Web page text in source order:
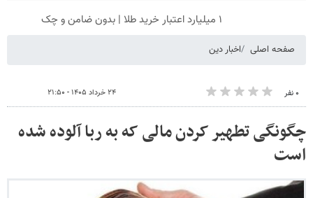
۱ میلیارد اعتبار خرید طلا | بدون ضامن و چک
صفحه اصلی اخبار دین
۰ نفر ۲۴ خرداد ۱۴۰۵ - ۲۱:۵۰
چگونگی تطهیر کردن مالی که به ربا آلوده شده
است